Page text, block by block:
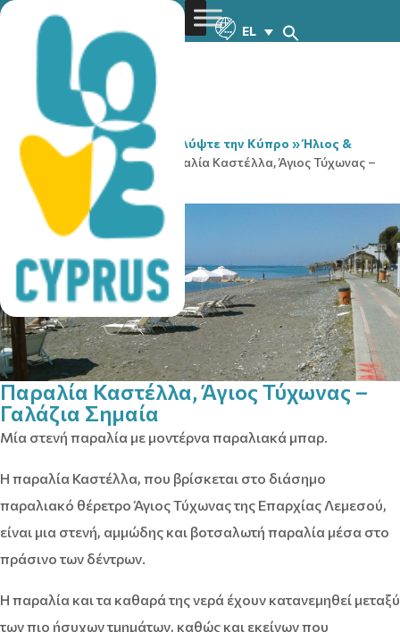
EL
You are here:Home» Ανακαλύψτε την Κύπρο »Ήλιος &
Θάλασσα
Παραλίες»
Παραλία Καστέλλα, Άγιος Τύχωνας –
Γαλάζια Σημαία
Παραλία Καστέλλα, Άγιος Τύχωνας –
Γαλάζια Σημαία
Μία στενή παραλία με μοντέρνα παραλιακά μπαρ.
Η παραλία Καστέλλα, που βρίσκεται στο διάσημο
παραλιακό θέρετρο Άγιος Τύχωνας της Επαρχίας Λεμεσού,
είναι μια στενή, αμμώδης και βοτσαλωτή παραλία μέσα στο
πράσινο των δέντρων.
Η παραλία και τα καθαρά της νερά έχουν κατανεμηθεί μεταξύ
των πιο ήσυχων τμημάτων, καθώς και εκείνων που